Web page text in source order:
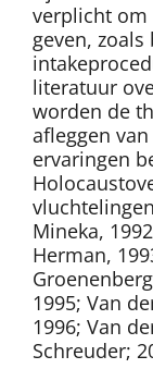
verplicht om
geven,
literatuur
worden de
afleggen
ervaringen
Mineka,
Herman,
1995; Van
1996; Van
Schreuder;